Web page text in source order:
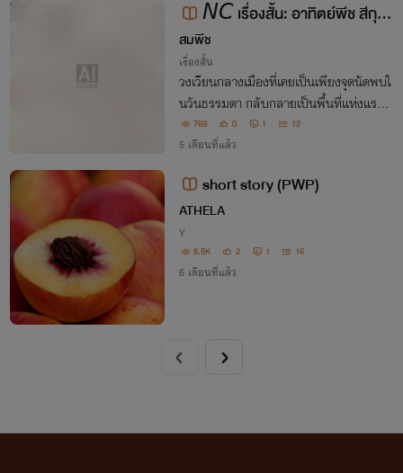
𝘕𝘊 เรื่องสั้น: อาทิตย์พีช สีกุห
ลาบ
สมพีช
เรื่องสั้น
วงเวียนกลางเมืองที่เคยเป็นเพียงจุดนัดพบใ
นวันธรรมดา กลับกลายเป็นพื้นที่แห่งแรงดึ
งดูดที่ยากจะต้านทาน เมื่อแสงอาทิตย์สีแดง
ฉ่ำเริ่มสาดส่องลงมา พร้อมกับบททดสอบข
769 0 1 12
5 เดือนที่แล้ว
short story (PWP)
ATHELA
Y
8.5K 2 1 16
6 เดือนที่แล้ว